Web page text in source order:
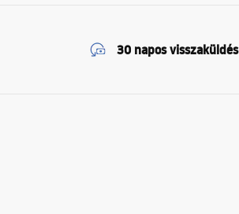
30 napos visszaküldés